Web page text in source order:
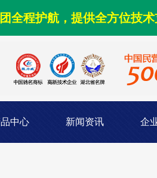
全程护航，提供全方位技
中心 新闻资讯 企